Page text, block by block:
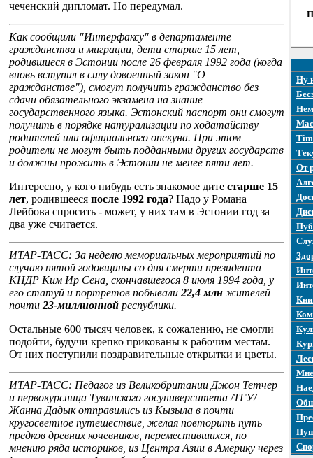
чеченский дипломат. Но передумал.
Как сообщили "Интерфаксу" в департаменте
гражданства и миграции, дети старше 15 лет,
родившиеся в Эстонии после 26 февраля 1992 года (когда
вновь вступил в силу довоенный закон "О
гражданстве"), смогут получить гражданство без
сдачи обязательного экзамена на знание
государственного языка. Эстонский паспорт они смогут
получить в порядке натурализации по ходатайству
родителей или официального опекуна. При этом
родители не могут быть подданными других государств
и должны прожить в Эстонии не менее пяти лет.
Интересно, у кого нибудь есть знакомое дите старше 15
лет, родившееся после 1992 года? Надо у Романа
Лейбова спросить - может, у них там в Эстонии год за
два уже считается.
ИТАР-ТАСС: За неделю мемориальных мероприятий по
случаю пятой годовщины со дня смерти президента
КНДР Ким Ир Сена, скончавшегося 8 июля 1994 года, у
его статуй и портретов побывали 22,4 млн жителей
почти 23-миллионной республики.
Остальные 600 тысяч человек, к сожалению, не смогли
подойти, будучи крепко прикованы к рабочим местам.
От них поступили поздравительные открытки и цветы.
ИТАР-ТАСС: Педагог из Великобритании Джон Тетчер
и первокурсница Тувинского госуниверситета /ТГУ/
Жанна Дадык отправились из Кызыла в почти
кругосветное путешествие, желая повторить путь
предков древних кочевников, переместившихся, по
мнению ряда историков, из Центра Азии в Америку через
Ну
От